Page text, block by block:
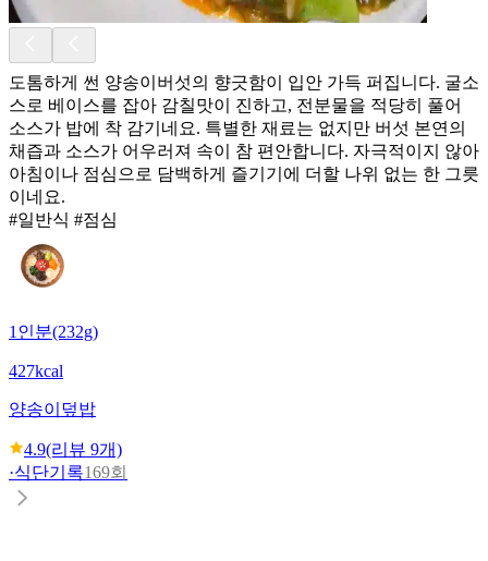
도톰하게 썬 양송이버섯의 향긋함이 입안 가득 퍼집니다. 굴소
스로 베이스를 잡아 감칠맛이 진하고, 전분물을 적당히 풀어
소스가 밥에 착 감기네요. 특별한 재료는 없지만 버섯 본연의
채즙과 소스가 어우러져 속이 참 편안합니다. 자극적이지 않아
아침이나 점심으로 담백하게 즐기기에 더할 나위 없는 한 그릇
이네요.
#일반식 #점심
1인분(232g)
427kcal
양송이덮밥
4.9(리뷰 9개)
·식단기록169회